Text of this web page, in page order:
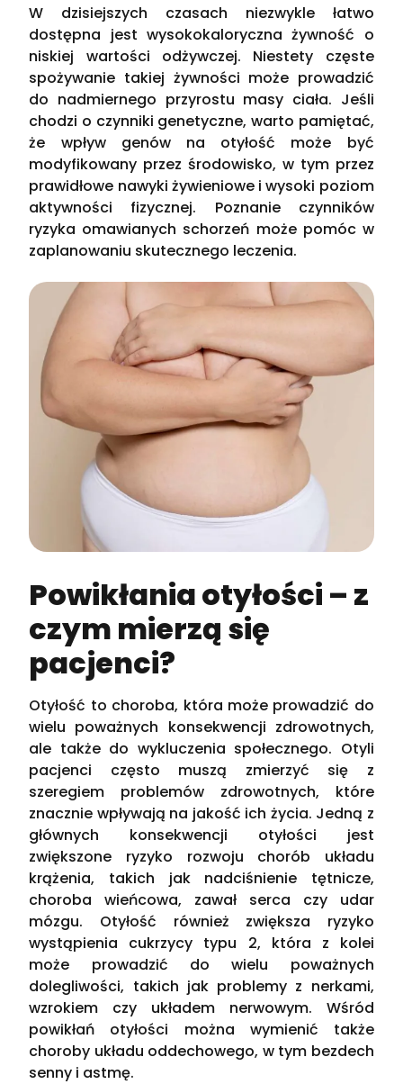
W dzisiejszych czasach niezwykle łatwo
dostępna jest wysokokaloryczna żywność o
niskiej wartości odżywczej. Niestety częste
spożywanie takiej żywności może prowadzić
do nadmiernego przyrostu masy ciała. Jeśli
chodzi o czynniki genetyczne, warto pamiętać,
że wpływ genów na otyłość może być
modyfikowany przez środowisko, w tym przez
prawidłowe nawyki żywieniowe i wysoki poziom
aktywności fizycznej. Poznanie czynników
ryzyka omawianych schorzeń może pomóc w
zaplanowaniu skutecznego leczenia.
Powikłania otyłości – z
czym mierzą się
pacjenci?
Otyłość to choroba, która może prowadzić do
wielu poważnych konsekwencji zdrowotnych,
ale także do wykluczenia społecznego. Otyli
pacjenci często muszą zmierzyć się z
szeregiem problemów zdrowotnych, które
znacznie wpływają na jakość ich życia. Jedną z
głównych konsekwencji otyłości jest
zwiększone ryzyko rozwoju chorób układu
krążenia, takich jak nadciśnienie tętnicze,
choroba wieńcowa, zawał serca czy udar
mózgu. Otyłość również zwiększa ryzyko
wystąpienia cukrzycy typu 2, która z kolei
może prowadzić do wielu poważnych
dolegliwości, takich jak problemy z nerkami,
wzrokiem czy układem nerwowym. Wśród
powikłań otyłości można wymienić także
choroby układu oddechowego, w tym bezdech
senny i astmę.